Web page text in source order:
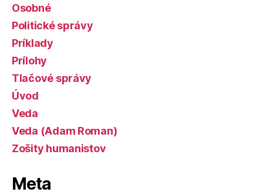
Osobné
Politické správy
Príklady
Prílohy
Tlačové správy
Úvod
Veda
Veda (Adam Roman)
Zošity humanistov
Meta